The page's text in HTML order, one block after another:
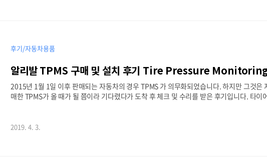
후기/자동차용품
알리발 TPMS 구매 및 설치 후기 Tire Pressure
2015년 1월 1일 이후 판매되는 자동차의 경우 TPMS 가 의무화되었습니다. 하지만 그것은
매한 TPMS가 올 때가 될 쯤이라 기다렸다가 도착 후 체크 및 수리를 받은 후기입니다. 타
가 동일합니다. 윗면 태양광 충전면입니다. 5핀으로 충전도 가능합니다. 바닥면에 양면 테
2019. 4. 3.